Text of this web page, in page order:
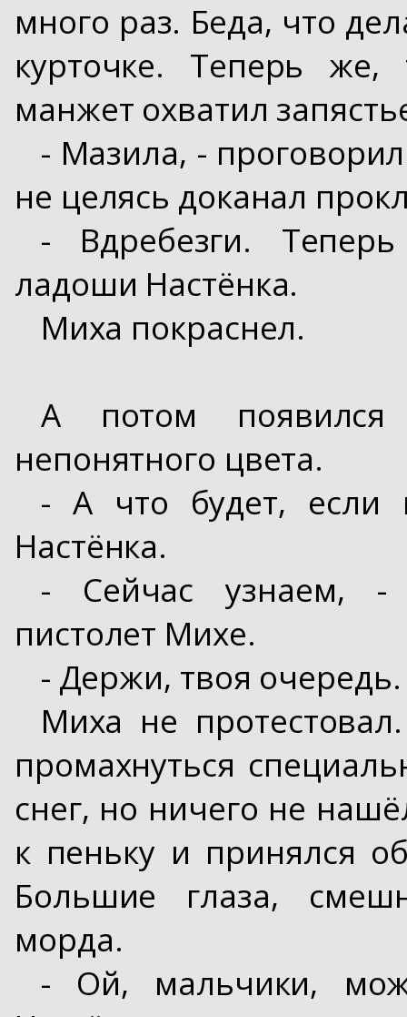
много раз. Беда, что
курточке. Теперь же,
манжет охватил
- Мазила, -
не целясь доканал
- Вдребезги.
ладоши Настёнка.
Миха покраснел.
А потом появился
непонятного цвета.
- А что будет, если
Настёнка.
- Сейчас узнаем, -
пистолет Михе.
- Держи, твоя очередь.
Миха не
промахнуться
снег, но ничего не
к пеньку и принялся
Большие глаза,
морда.
- Ой, мальчики,